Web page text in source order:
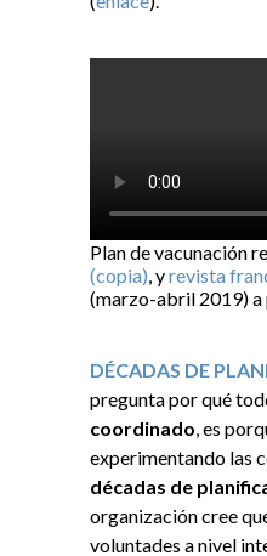
Plan de vacunación
(copia), yrevista
(marzo-abril 2019) a
DÉCADAS DE
pregunta por qué
coordinado, es
experimentando las
décadas de
organización cree
voluntades a nivel